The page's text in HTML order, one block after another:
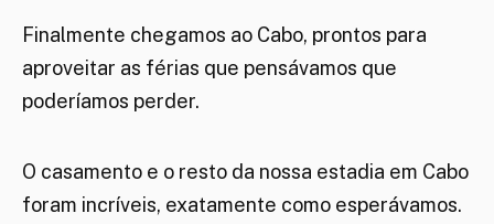
Finalmente chegamos ao Cabo, prontos para
aproveitar as férias que pensávamos que
poderíamos perder.
O casamento e o resto da nossa estadia em Cabo
foram incríveis, exatamente como esperávamos.